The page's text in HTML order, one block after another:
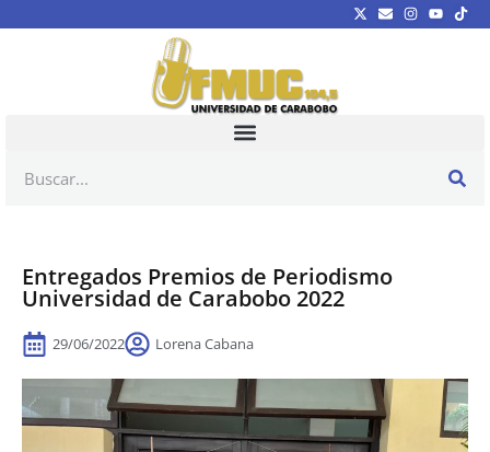
Entregados Premios de Periodismo
Universidad de Carabobo 2022
29/06/2022 Lorena Cabana